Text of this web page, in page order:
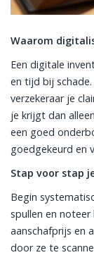
Waarom
Een digitale
en tijd bij
verzekeraar je
je krijgt dan
een goed
goedgekeurd en
Stap voor stap
Begin
spullen en
aanschafprijs en
door ze te